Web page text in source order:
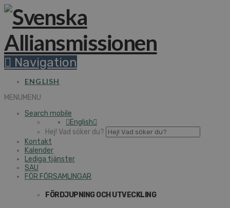
Navigation
ENGLISH
MENUMENU
Search mobile
English
Hej! Vad söker du?
Kontakt
Kalender
Lediga tjänster
SAU
FÖR FÖRSAMLINGAR
FÖRDJUPNING OCH UTVECKLING